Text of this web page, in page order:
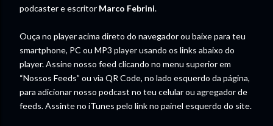
podcaster e escritor Marco Febrini.
Ouça no player acima direto do navegador ou baixe para teu
smartphone, PC ou MP3 player usando os links abaixo do
player. Assine nosso feed clicando no menu superior em
“Nossos Feeds” ou via QR Code, no lado esquerdo da página,
para adicionar nosso podcast no teu celular ou agregador de
feeds. Assinte no iTunes pelo link no painel esquerdo do site.